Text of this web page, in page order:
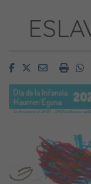
FacebookTwitterEmail